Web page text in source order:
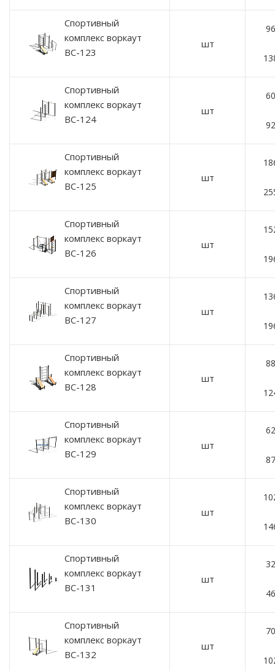
Спортивный
комплекс воркаут
ВС-123
шт
Спортивный
комплекс воркаут
ВС-124
шт
Спортивный
комплекс воркаут
ВС-125
шт
Спортивный
комплекс воркаут
ВС-126
шт
Спортивный
комплекс воркаут
ВС-127
шт
Спортивный
комплекс воркаут
ВС-128
шт
Спортивный
комплекс воркаут
ВС-129
шт
Спортивный
комплекс воркаут
ВС-130
шт
Спортивный
комплекс воркаут
ВС-131
шт
Спортивный
комплекс воркаут
ВС-132
шт